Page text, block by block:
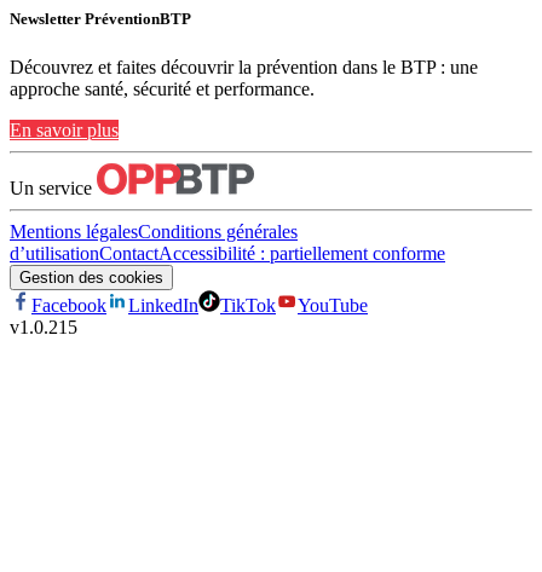
Newsletter PréventionBTP
Découvrez et faites découvrir la prévention dans le BTP : une
approche santé, sécurité et performance.
En savoir plus
Un service
Mentions légalesConditions générales
d’utilisationContactAccessibilité : partiellement conforme
Gestion des cookies
Facebook LinkedIn TikTok
YouTube
v1.0.215